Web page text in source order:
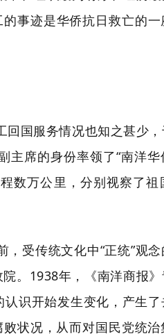
事迹是华侨抗日救亡的
国服务情况也知之甚少
主席的身份率领了“南洋
数万公里，分别视察了祖
受传统文化中“正统”观
。1938年，《南洋商报
识开始发生变化，产生
状况，从而对国民党统